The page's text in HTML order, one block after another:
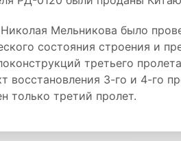
Мельникова было
состояния строения и
третьего
восстановления 3-го и 4-го
только третий пролет.